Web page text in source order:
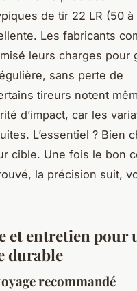
de tir 22 LR (50 à
Les fabricants
leurs charges pour
sans perte de
tireurs notent
d’impact, car les
L’essentiel ? Bien
cible. Une fois le bon
la précision suit,
et entretien pour
durable
recommandé